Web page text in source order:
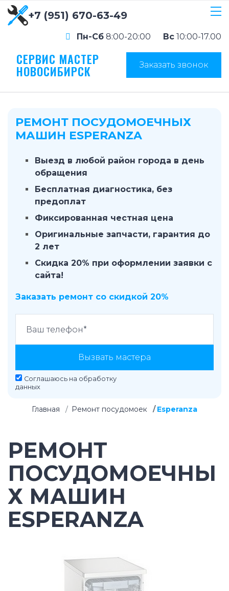
+7 (951) 670-63-49
Пн-Сб 8:00-20:00 Вс 10:00-17.00
СЕРВИС МАСТЕР
НОВОСИБИРСК Заказать звонок
РЕМОНТ ПОСУДОМОЕЧНЫХ
МАШИН ESPERANZA
Выезд в любой район города в день
обращения
Бесплатная диагностика, без
предоплат
Фиксированная честная цена
Оригинальные запчасти, гарантия до
2 лет
Скидка 20% при оформлении заявки с
сайта!
Заказать ремонт со скидкой 20%
Вызвать мастера
Соглашаюсь на обработку
данных
Главная Ремонт посудомоек Esperanza
РЕМОНТ
ПОСУДОМОЕЧНЫ
Х МАШИН
ESPERANZA